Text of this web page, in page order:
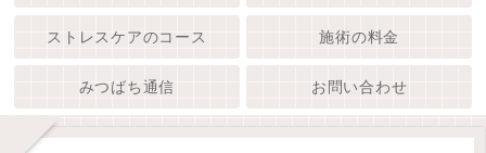
ストレスケアのコース 施術の料金
みつばち通信 お問い合わせ